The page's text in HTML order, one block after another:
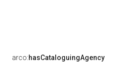
arco:hasCataloguingAgency